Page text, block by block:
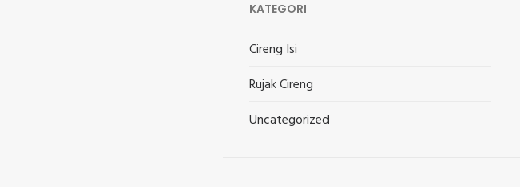
KATEGORI
Cireng Isi
Rujak Cireng
Uncategorized